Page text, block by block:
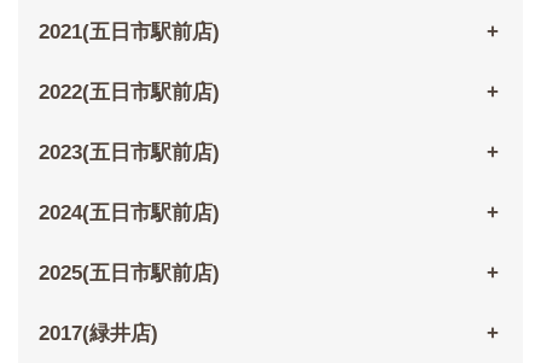
2021(五日市駅前店)
2022(五日市駅前店)
2023(五日市駅前店)
2024(五日市駅前店)
2025(五日市駅前店)
2017(緑井店)